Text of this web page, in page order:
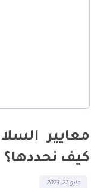
معايير
كيف نحددها؟
مايو 27, 2023